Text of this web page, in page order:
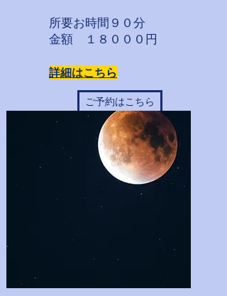
所要お時間９０分
​金額 １８０００円
詳細はこちら
ご予約はこちら